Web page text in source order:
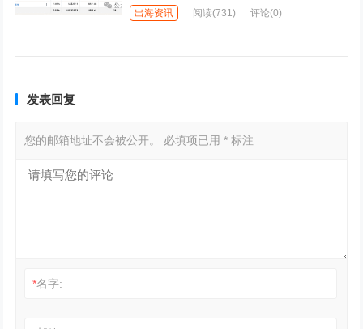
出海资讯 阅读(731) 评论(0)
发表回复
您的邮箱地址不会被公开。 必填项已用* 标注
*名字: